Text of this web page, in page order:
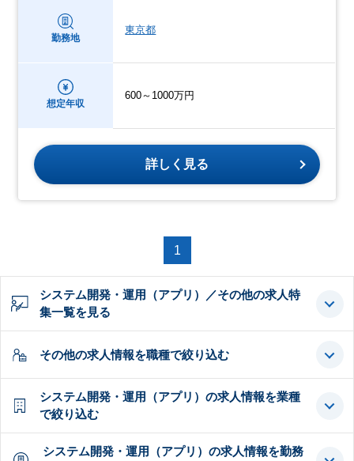
勤務地
東京都
想定年収
600～1000万円
詳しく見る
1
システム開発・運用（アプリ）／その他の求人特
集一覧を見る
その他の求人情報を職種で絞り込む
システム開発・運用（アプリ）の求人情報を業種
で絞り込む
システム開発・運用（アプリ）の求人情報を勤務